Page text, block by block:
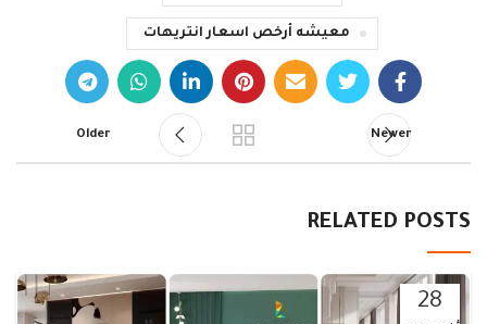
معيشه أرخص اسعار انتريهات
Newer
Older
RELATED POSTS
28